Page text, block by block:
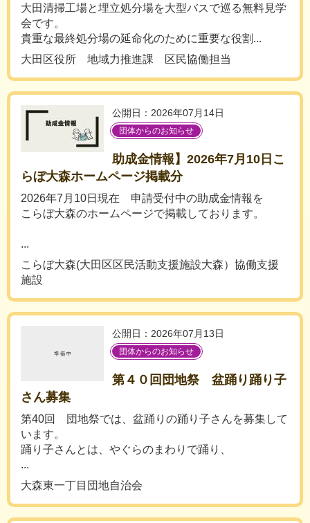
大田清掃工場と埋立処分場を大型バスで巡る無料見学
会です。
貴重な最終処分場の延命化のために重要な役割...
大田区役所 地域力推進課 区民協働担当
公開日：2026年07月14日
団体からのお知らせ
助成金情報】2026年7月10日こ
らぼ大森ホームページ掲載分
2026年7月10日現在 申請受付中の助成金情報を
こらぼ大森のホームページで掲載しております。
...
こらぼ大森(大田区区民活動支援施設大森）協働支援
施設
公開日：2026年07月13日
団体からのお知らせ
第４０回団地祭 盆踊り踊り子
さん募集
第40回 団地祭では、盆踊りの踊り子さんを募集して
います。
踊り子さんとは、やぐらのまわりで踊り、
...
大森東一丁目団地自治会